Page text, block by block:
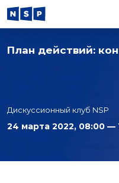
План действий:
Дискуссионный клуб NSP
24 марта 2022, 08:00 —